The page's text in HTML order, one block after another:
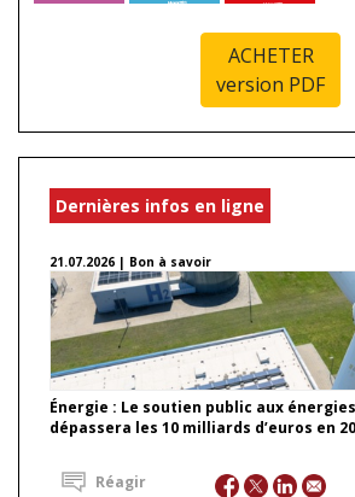
ACHETER
version PDF
Dernières infos en ligne
21.07.2026 | Bon à savoir
Énergie : Le soutien public aux
dépassera les 10 milliards d’euros en
Réagir